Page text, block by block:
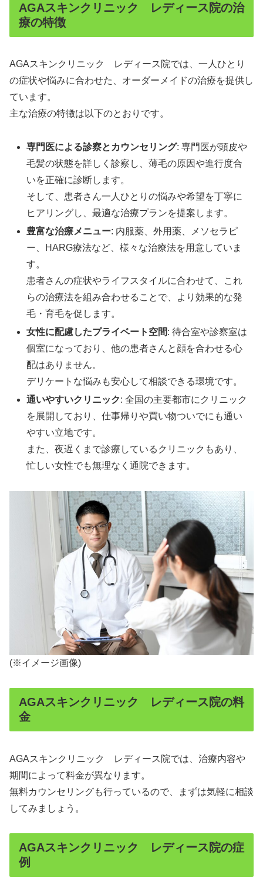
AGAスキンクリニック レディース院の治
療の特徴
AGAスキンクリニック レディース院では、一人ひとり
の症状や悩みに合わせた、オーダーメイドの治療を提供し
ています。
主な治療の特徴は以下のとおりです。
専門医による診察とカウンセリング: 専門医が頭皮や
毛髪の状態を詳しく診察し、薄毛の原因や進行度合
いを正確に診断します。
そして、患者さん一人ひとりの悩みや希望を丁寧に
ヒアリングし、最適な治療プランを提案します。
豊富な治療メニュー: 内服薬、外用薬、メソセラピ
ー、HARG療法など、様々な治療法を用意していま
す。
患者さんの症状やライフスタイルに合わせて、これ
らの治療法を組み合わせることで、より効果的な発
毛・育毛を促します。
女性に配慮したプライベート空間: 待合室や診察室は
個室になっており、他の患者さんと顔を合わせる心
配はありません。
デリケートな悩みも安心して相談できる環境です。
通いやすいクリニック: 全国の主要都市にクリニック
を展開しており、仕事帰りや買い物ついでにも通い
やすい立地です。
また、夜遅くまで診療しているクリニックもあり、
忙しい女性でも無理なく通院できます。
(※イメージ画像)
AGAスキンクリニック レディース院の料
金
AGAスキンクリニック レディース院では、治療内容や
期間によって料金が異なります。
無料カウンセリングも行っているので、まずは気軽に相談
してみましょう。
AGAスキンクリニック レディース院の症
例